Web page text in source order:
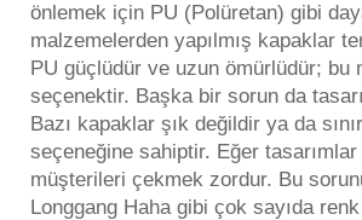
önlemek için PU (Polüretan) gibi
malzemelerden yapılmış kapaklar
PU güçlüdür ve uzun ömürlüdür; bu
seçenektir. Başka bir sorun da
Bazı kapaklar şık değildir ya da
seçeneğine sahiptir. Eğer tasarımlar
müşterileri çekmek zordur. Bu
Longgang Haha gibi çok sayıda